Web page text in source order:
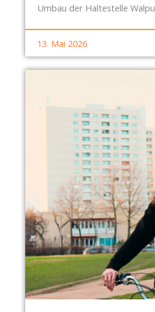
Umbau der Haltestelle
13. Mai 2026